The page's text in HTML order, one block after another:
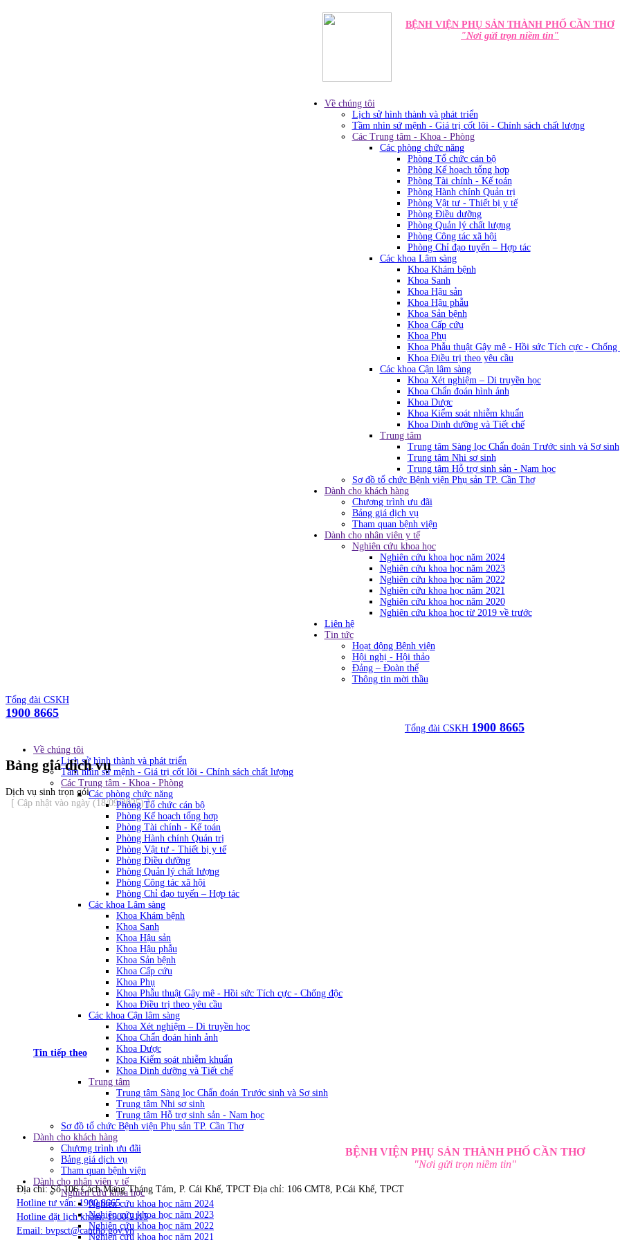
BỆNH VIỆN PHỤ SẢN THÀNH PHỐ CẦN THƠ
"Nơi gửi trọn niềm tin"
Về chúng tôi
Lịch sử hình thành và phát triển
Tầm nhìn sứ mệnh - Giá trị cốt lõi - Chính sách chất lượng
Các Trung tâm - Khoa - Phòng
Các phòng chức năng
Phòng Tổ chức cán bộ
Phòng Kế hoạch tổng hơp
Phòng Tài chính - Kế toán
Phòng Hành chính Quản trị
Phòng Vật tư - Thiết bị y tế
Phòng Điều dưỡng
Phòng Quản lý chất lượng
Phòng Công tác xã hội
Phòng Chỉ đạo tuyến – Hợp tác
Các khoa Lâm sàng
Khoa Khám bệnh
Khoa Sanh
Khoa Hậu sản
Khoa Hậu phẫu
Khoa Sản bệnh
Khoa Cấp cứu
Khoa Phụ
Khoa Phẫu thuật Gây mê - Hồi sức Tích cực - Chống
Khoa Điều trị theo yêu cầu
Các khoa Cận lâm sàng
Khoa Xét nghiệm – Di truyền học
Khoa Chẩn đoán hình ảnh
Khoa Dược
Khoa Kiểm soát nhiễm khuẩn
Khoa Dinh dưỡng và Tiết chế
Trung tâm
Trung tâm Sàng lọc Chẩn đoán Trước sinh và Sơ sinh
Trung tâm Nhi sơ sinh
Trung tâm Hỗ trợ sinh sản - Nam học
Sơ đồ tổ chức Bệnh viện Phụ sản TP. Cần Thơ
Dành cho khách hàng
Chương trình ưu đãi
Bảng giá dịch vụ
Tham quan bệnh viện
Dành cho nhân viên y tế
Nghiên cứu khoa học
Nghiên cứu khoa học năm 2024
Nghiên cứu khoa học năm 2023
Nghiên cứu khoa học năm 2022
Nghiên cứu khoa học năm 2021
Nghiên cứu khoa học năm 2020
Nghiên cứu khoa học từ 2019 về trước
Liên hệ
Tin tức
Hoạt động Bệnh viện
Hội nghị - Hội thảo
Đảng – Đoàn thể
Thông tin mời thầu
Tổng đài CSKH
1900 8665
Tổng đài CSKH 1900 8665
Về chúng tôi
Lịch sử hình thành và phát triển
Tầm nhìn sứ mệnh - Giá trị cốt lõi - Chính sách chất lượng
Các Trung tâm - Khoa - Phòng
Các phòng chức năng
Phòng Tổ chức cán bộ
Phòng Kế hoạch tổng hơp
Phòng Tài chính - Kế toán
Phòng Hành chính Quản trị
Phòng Vật tư - Thiết bị y tế
Phòng Điều dưỡng
Phòng Quản lý chất lượng
Phòng Công tác xã hội
Phòng Chỉ đạo tuyến – Hợp tác
Các khoa Lâm sàng
Khoa Khám bệnh
Khoa Sanh
Khoa Hậu sản
Khoa Hậu phẫu
Khoa Sản bệnh
Khoa Cấp cứu
Khoa Phụ
Khoa Phẫu thuật Gây mê - Hồi sức Tích cực - Chống độc
Khoa Điều trị theo yêu cầu
Các khoa Cận lâm sàng
Khoa Xét nghiệm – Di truyền học
Khoa Chẩn đoán hình ảnh
Khoa Dược
Khoa Kiểm soát nhiễm khuẩn
Khoa Dinh dưỡng và Tiết chế
Trung tâm
Trung tâm Sàng lọc Chẩn đoán Trước sinh và Sơ sinh
Trung tâm Nhi sơ sinh
Trung tâm Hỗ trợ sinh sản - Nam học
Sơ đồ tổ chức Bệnh viện Phụ sản TP. Cần Thơ
Dành cho khách hàng
Chương trình ưu đãi
Bảng giá dịch vụ
Tham quan bệnh viện
Dành cho nhân viên y tế
Nghiên cứu khoa học
Nghiên cứu khoa học năm 2024
Nghiên cứu khoa học năm 2023
Nghiên cứu khoa học năm 2022
Nghiên cứu khoa học năm 2021
Bảng giá dịch vụ
Dịch vụ sinh trọn gói
[ Cập nhật vào ngày (18/09/2025) ]
Tin tiếp theo
BỆNH VIỆN PHỤ SẢN THÀNH PHỐ CẦN THƠ
"Nơi gửi trọn niềm tin"
Địa chỉ: Số 106 Cách Mạng Tháng Tám, P. Cái Khế, TPCT Địa chỉ: 106 CMT8, P.Cái Khế, TPCT
Hotline tư vấn: 1900.8665
Hotline đặt lịch khám: 1900.2115
Email: bvpsct@cantho.gov.vn